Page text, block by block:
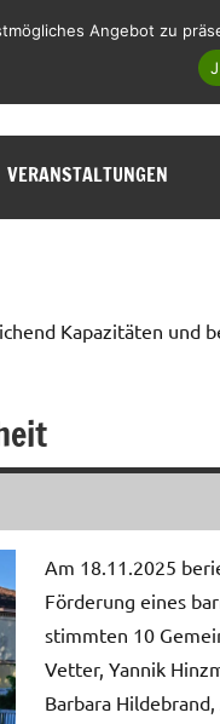
VERANSTALTUNGEN
Kapazitäten und
Am 18.11.2025
Förderung eines
stimmten 10
Vetter, Yannik
Barbara
Angebot zu